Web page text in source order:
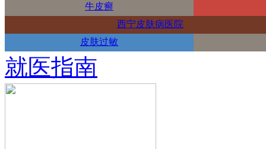
牛皮癣
西宁皮肤病医院
皮肤过敏
就医指南